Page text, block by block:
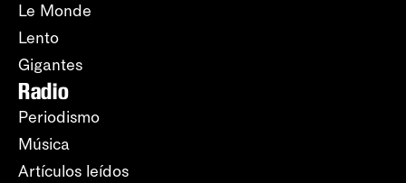
Le Monde
Lento
Gigantes
Radio
Periodismo
Música
Artículos leídos